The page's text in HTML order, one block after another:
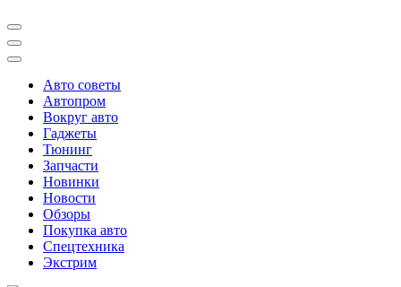
Авто советы
Автопром
Вокруг авто
Гаджеты
Тюнинг
Запчасти
Новинки
Новости
Обзоры
Покупка авто
Спецтехника
Экстрим